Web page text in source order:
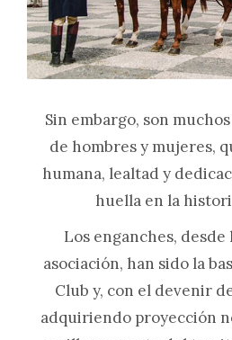
Sin embargo, son
de hombres y mujeres,
humana, lealtad y
huella en la
Los enganches,
asociación, han sido la
Club y, con el devenir
adquiriendo proyección